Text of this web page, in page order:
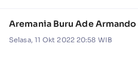
Aremania Buru Ade Armando
Selasa, 11 Okt 2022 20:58 WIB